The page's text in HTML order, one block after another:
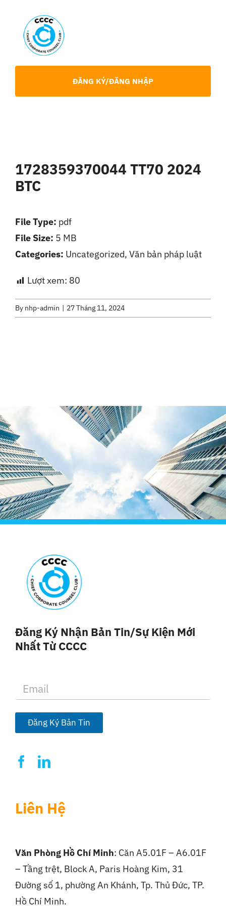
content
Chia Sẻ Chuyên Môn
Liên Hệ
ĐĂNG KÝ/ĐĂNG NHẬP
1728359370044 TT70 2024
BTC
Lượt xem: 80
File Type: pdf
File Size: 5 MB
Categories: Uncategorized, Văn bản pháp luật
By nhp-admin 27 Tháng 11, 2024
Đăng Ký Nhận Bản Tin/sự Kiện Mới
Nhất Từ CCCC
a
i
*
Đăng Ký Bản Tin
Liên Hệ
Văn Phòng Hồ Chí Minh: Căn A5.01F – A6.01F
– Tầng trệt, Block A, Paris Hoàng Kim, 31
Đường số 1, phường An Khánh, Tp. Thủ Đức, TP.
Hồ Chí Minh.